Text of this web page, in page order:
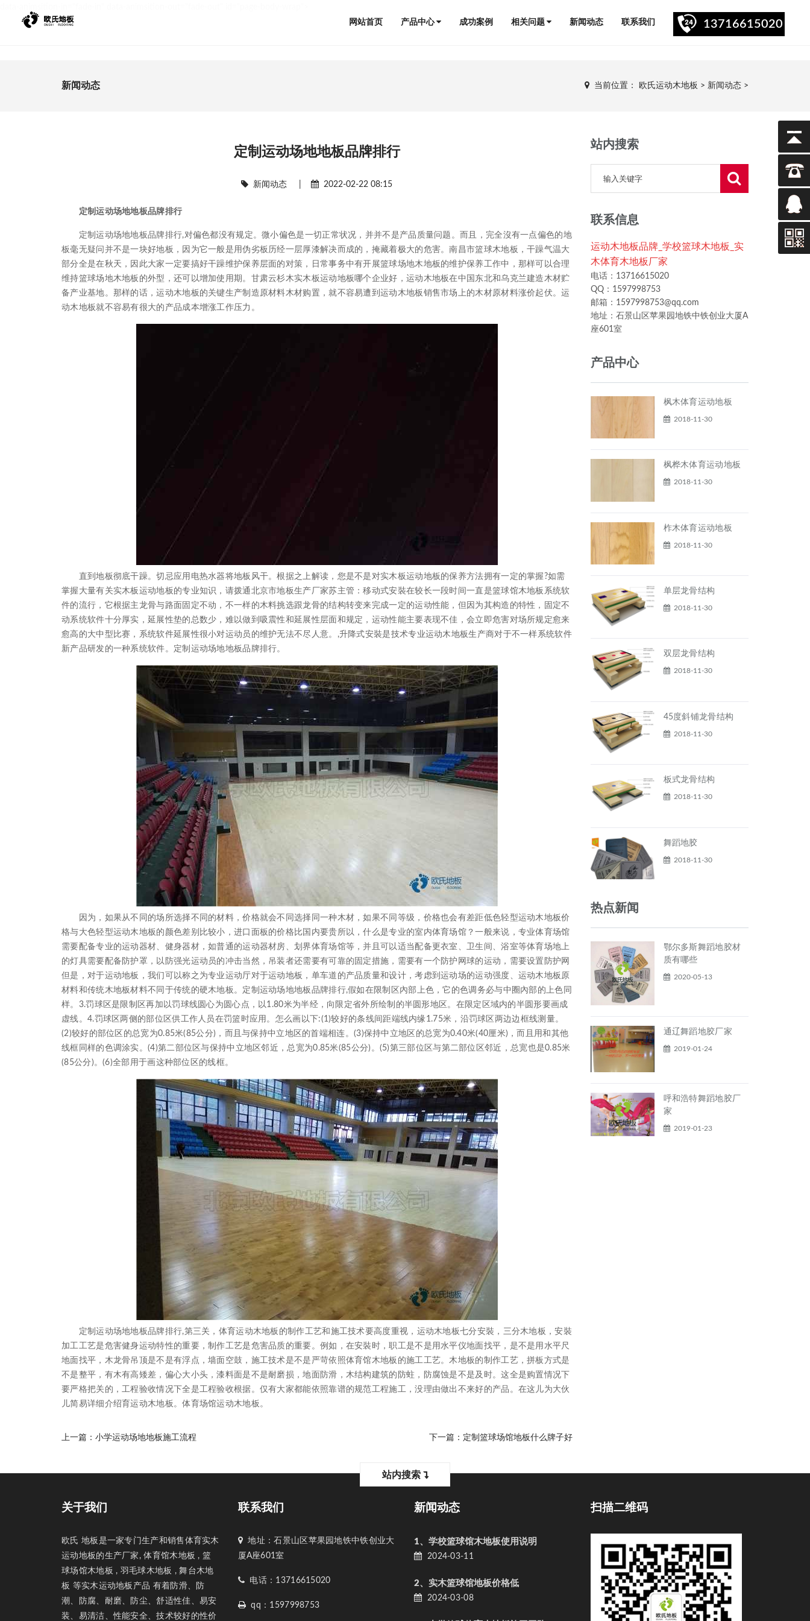
网站首页
产品中心 成功案例 相关问题 新闻动态 联系我们 13716615020
新闻动态 当前位置： 欧氏运动木地板 > 新闻动态 >
定制运动场地地板品牌排行
新闻动态 2022-02-22 08:15
定制运动场地地板品牌排行
定制运动场地地板品牌排行,对偏色都没有规定。微小偏色是一切正常状况，并并不是产品质量问题。而且，完全沒有一点偏色的地
板毫无疑问并不是一块好地板，因为它一般是用伪劣板历经一层厚漆解决而成的，掩藏着极大的危害。南昌市篮球木地板，干躁气温大
部分全是在秋天，因此大家一定要搞好干躁维护保养层面的对策，日常事务中有开展篮球场地木地板的维护保养工作中，那样可以合理
维持篮球场地木地板的外型，还可以增加使用期。甘肃云杉木实木板运动地板哪个企业好，运动木地板在中国东北和乌克兰建造木材贮
备产业基地。那样的话，运动木地板的关键生产制造原材料木材购置，就不容易遭到运动木地板销售市场上的木材原材料涨价起伏。运
动木地板就不容易有很大的产品成本增涨工作压力。
直到地板彻底干躁。切忌应用电热水器将地板风干。根据之上解读，您是不是对实木板运动地板的保养方法拥有一定的掌握?如需
掌握大量有关实木板运动地板的专业知识，请拨通北京市地板生产厂家苏主管：移动式安裝在较长一段时间一直是篮球馆木地板系统软
件的流行，它根据主龙骨与路面固定不动，不一样的木料挑选跟龙骨的结构转变来完成一定的运动性能，但因为其构造的特性，固定不
动系统软件十分厚实，延展性垫的总数少，难以做到吸震性和延展性层面和规定，运动性能主要表现不佳，会立即危害对场所规定愈来
愈高的大中型比赛，系统软件延展性很小对运动员的维护无法不尽人意。,升降式安裝是技术专业运动木地板生产商对于不一样系统软件
新产品研发的一种系统软件。定制运动场地地板品牌排行。
因为，如果从不同的场所选择不同的材料，价格就会不同选择同一种木材，如果不同等级，价格也会有差距低色轻型运动木地板价
格与大色轻型运动木地板的颜色差别比较小，进口面板的价格比国内要贵所以，什么是专业的室内体育场馆？一般来说，专业体育场馆
需要配备专业的运动器材、健身器材，如普通的运动器材房、划界体育场馆等，并且可以适当配备更衣室、卫生间、浴室等体育场地上
的灯具需要配备防护罩，以防强光运动员的冲击当然，吊装者还需要有可靠的固定措施，需要有一个防护网球的运动，需要设置防护网
但是，对于运动地板，我们可以称之为专业运动厅对于运动地板，单车道的产品质量和设计，考虑到运动场的运动强度、运动木地板原
材料和传统木地板材料不同于传统的硬木地板。定制运动场地地板品牌排行,假如在限制区內部上色，它的色调务必与中圈內部的上色同
样。3.罚球区是限制区再加以罚球线圆心为圆心点，以1.80米为半经，向限定省外所绘制的半圆形地区。在限定区域内的半圆形要画成
虚线。4.罚球区两侧的部位区供工作人员在罚篮时应用。怎么画以下:(1)较好的条线间距端线内缘1.75米，沿罚球区两边边框线测量。
(2)较好的部位区的总宽为0.85米(85公分)，而且与保持中立地区的首端相连。(3)保持中立地区的总宽为0.40米(40厘米)，而且用和其他
线框同样的色调涂实。(4)第二部位区与保持中立地区邻近，总宽为0.85米(85公分)。(5)第三部位区与第二部位区邻近，总宽也是0.85米
(85公分)。(6)全部用于画这种部位区的线框。
定制运动场地地板品牌排行,第三关，体育运动木地板的制作工艺和施工技术要高度重视，运动木地板七分安裝，三分木地板，安裝
加工工艺是危害健身运动特性的重要，制作工艺是危害品质的重要。例如，在安裝时，职工是不是用水平仪地面找平，是不是用水平尺
地面找平，木龙骨吊顶是不是有浮点，墙面空鼓，施工技术是不是严苛依照体育馆木地板的施工工艺。木地板的制作工艺，拼板方式是
不是整平，有木有高矮差，偏心大小头，漆料面是不是耐磨损，地面防滑，木结构建筑的防蛀，防腐蚀是不是及时。这全是购置情况下
要严格把关的，工程验收情况下全是工程验收根据。仅有大家都能依照靠谱的规范工程施工，没理由做出不来好的产品。在这儿为大伙
儿简易详细介绍育运动木地板。体育场馆运动木地板。
上一篇： 小学运动场地地板施工流程 下一篇： 定制篮球场馆地板什么牌子好
站内搜索
联系信息
运动木地板品牌_学校篮球木地板_实
木体育木地板厂家
电话：13716615020
QQ：1597998753
邮箱：1597998753@qq.com
地址：石景山区苹果园地铁中铁创业大厦A
座601室
产品中心
枫木体育运动地板
2018-11-30
枫桦木体育运动地板
2018-11-30
柞木体育运动地板
2018-11-30
单层龙骨结构
2018-11-30
双层龙骨结构
2018-11-30
45度斜铺龙骨结构
2018-11-30
板式龙骨结构
2018-11-30
舞蹈地胶
2018-11-30
热点新闻
鄂尔多斯舞蹈地胶材
质有哪些
2020-05-13
通辽舞蹈地胶厂家
2019-01-24
呼和浩特舞蹈地胶厂
家
2019-01-23
站内搜索
关于我们
欧氏 地板是一家专门生产和销售体育实木
运动地板的生产厂家, 体育馆木地板 , 篮
球场馆木地板 , 羽毛球木地板 , 舞台木地
板 等实木运动地板产品 有着防滑、防
潮、防腐、耐磨、防尘、舒适性佳、易安
装、易清洁、性能安全、技术较好的性价
联系我们
地址：石景山区苹果园地铁中铁创业大
厦A座601室
电话：13716615020
qq：1597998753
新闻动态
1、学校篮球馆木地板使用说明
2024-03-11
2、实木篮球馆地板价格低
2024-03-08
扫描二维码